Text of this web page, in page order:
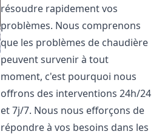
résoudre rapidement vos
problèmes. Nous comprenons
que les problèmes de chaudière
peuvent survenir à tout
moment, c'est pourquoi nous
offrons des interventions 24h/24
et 7j/7. Nous nous efforçons de
répondre à vos besoins dans les